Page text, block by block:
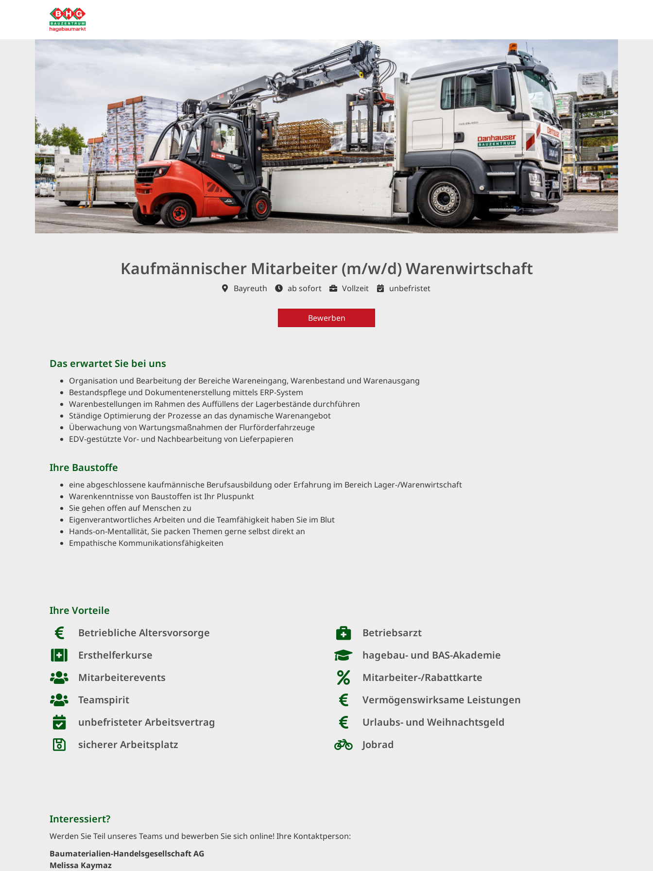
Kaufmännischer Mitarbeiter (m/w/d) Warenwirtschaft
Bayreuth ab sofort Vollzeit unbefristet
Bewerben
Das erwartet Sie bei uns
Organisation und Bearbeitung der Bereiche Wareneingang, Warenbestand und Warenausgang
Bestandspflege und Dokumentenerstellung mittels ERP-System
Warenbestellungen im Rahmen des Auffüllens der Lagerbestände durchführen
Ständige Optimierung der Prozesse an das dynamische Warenangebot
Überwachung von Wartungsmaßnahmen der Flurförderfahrzeuge
EDV-gestützte Vor- und Nachbearbeitung von Lieferpapieren
Ihre Baustoffe
eine abgeschlossene kaufmännische Berufsausbildung oder Erfahrung im Bereich Lager-/Warenwirtschaft
Warenkenntnisse von Baustoffen ist Ihr Pluspunkt
Sie gehen offen auf Menschen zu
Eigenverantwortliches Arbeiten und die Teamfähigkeit haben Sie im Blut
Hands-on-Mentallität, Sie packen Themen gerne selbst direkt an
Empathische Kommunikationsfähigkeiten
Ihre Vorteile
Betriebliche Altersvorsorge
Betriebsarzt
Ersthelferkurse
hagebau- und BAS-Akademie
Mitarbeiterevents
Mitarbeiter-/Rabattkarte
Teamspirit
Vermögenswirksame Leistungen
unbefristeter Arbeitsvertrag
Urlaubs- und Weihnachtsgeld
sicherer Arbeitsplatz
Jobrad
Interessiert?
Werden Sie Teil unseres Teams und bewerben Sie sich online! Ihre Kontaktperson:
Baumaterialien-Handelsgesellschaft AG
Melissa Kaymaz